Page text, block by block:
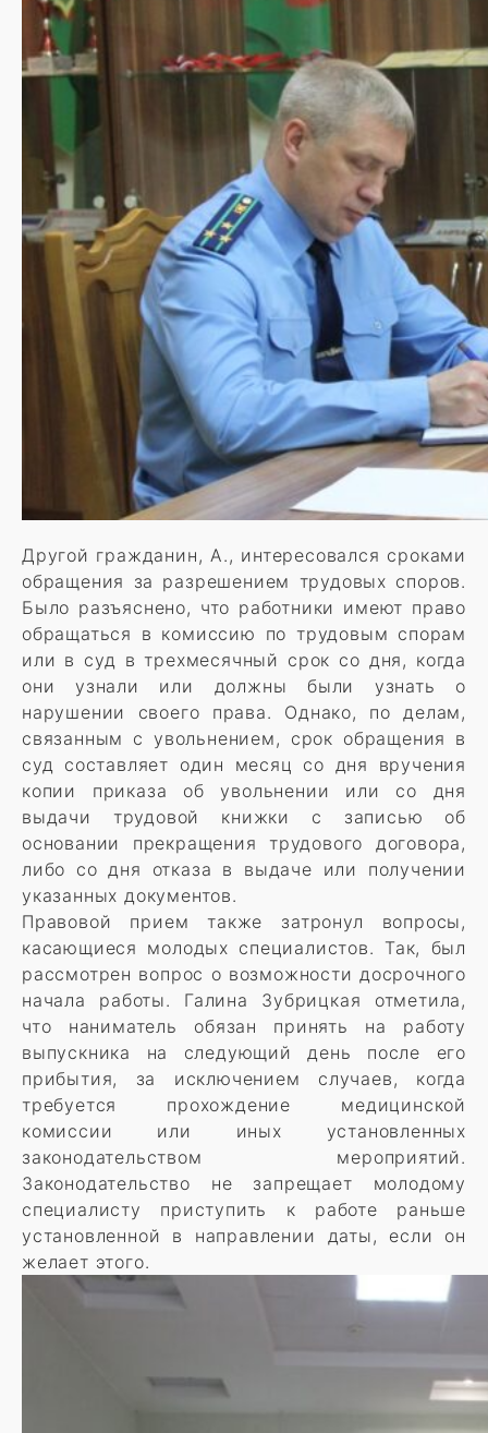
Другой гражданин, А., интересовался сроками
обращения за разрешением трудовых споров.
Было разъяснено, что работники имеют право
обращаться в комиссию по трудовым спорам
или в суд в трехмесячный срок со дня, когда
они узнали или должны были узнать о
нарушении своего права. Однако, по делам,
связанным с увольнением, срок обращения в
суд составляет один месяц со дня вручения
копии приказа об увольнении или со дня
выдачи трудовой книжки с записью об
основании прекращения трудового договора,
либо со дня отказа в выдаче или получении
указанных документов.
Правовой прием также затронул вопросы,
касающиеся молодых специалистов. Так, был
рассмотрен вопрос о возможности досрочного
начала работы. Галина Зубрицкая отметила,
что наниматель обязан принять на работу
выпускника на следующий день после его
прибытия, за исключением случаев, когда
требуется прохождение медицинской
комиссии или иных установленных
законодательством мероприятий.
Законодательство не запрещает молодому
специалисту приступить к работе раньше
установленной в направлении даты, если он
желает этого.